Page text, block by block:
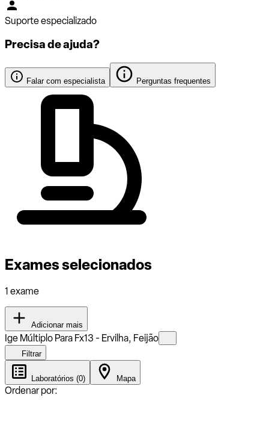
Suporte especializado
Precisa de ajuda?
Falar com especialista Perguntas frequentes
Exames selecionados
1 exame
Adicionar mais
Ige Múltiplo Para Fx13 - Ervilha, Feijão
Filtrar
Laboratórios (0) Mapa
Ordenar por: